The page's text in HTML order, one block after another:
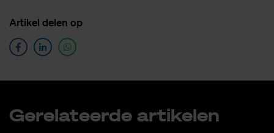
Ar­ti­kel de­len op
Ge­re­la­teer­de ar­ti­ke­len